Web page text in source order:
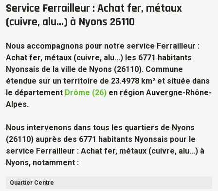
Service Ferrailleur : Achat fer, métaux
(cuivre, alu...) à Nyons 26110
Nous accompagnons pour notre service Ferrailleur :
Achat fer, métaux (cuivre, alu...) les 6771 habitants
Nyonsais de la ville de Nyons (26110). Commune
étendue sur un territoire de 23.4978 km² et située dans
le département Drôme (26) en région Auvergne-Rhône-
Alpes.
Nous intervenons dans tous les quartiers de Nyons
(26110) auprès des 6771 habitants Nyonsais pour le
service Ferrailleur : Achat fer, métaux (cuivre, alu...) à
Nyons, notamment :
Quartier Centre